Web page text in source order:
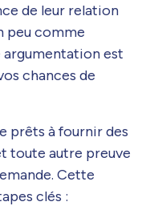
de leur relation
peu comme
argumentation est
chances de
prêts à fournir des
toute autre preuve
Cette
clés :